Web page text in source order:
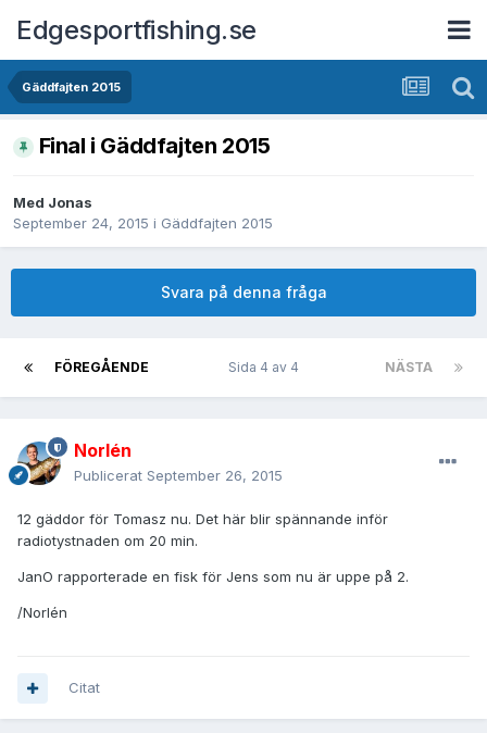
Edgesportfishing.se
Gäddfajten 2015
Final i Gäddfajten 2015
Med Jonas
September 24, 2015 i Gäddfajten 2015
Svara på denna fråga
FÖREGÅENDE NÄSTA
Sida 4 av 4
Norlén
Publicerat September 26, 2015
12 gäddor för Tomasz nu. Det här blir spännande inför
radiotystnaden om 20 min.
JanO rapporterade en fisk för Jens som nu är uppe på 2.
/Norlén
Citat